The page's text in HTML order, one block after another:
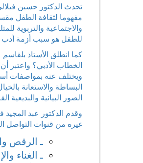
تحدث الدكتور حسين
مفهوما لثقافة الطفل
والاجتماعية والتربوية
للطفل هو سبب أزمة أدب
كما انطلق الأستاذ
الخطاب الأدبي؟ واعتبر
ويختلف عنه بمواصفات
البساطة والاستعانة
الصور البيانية
وقدم الدكتور عبد
غيره من قنوات التواصل
ـ الرقص
ـ الغناء